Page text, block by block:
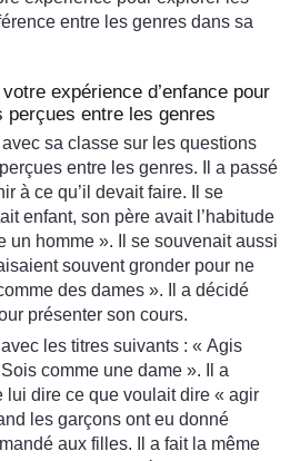
entre les genres dans sa
expérience d’enfance pour
entre les genres
sa classe sur les questions
entre les genres. Il a passé
à ce qu’il devait faire. Il se
enfant, son père avait l’habitude
un homme ». Il se souvenait aussi
souvent gronder pour ne
des dames ». Il a décidé
présenter son cours.
les titres suivants : « Agis
comme une dame ». Il a
lui dire ce que voulait dire « agir
les garçons ont eu donné
aux filles. Il a fait la même